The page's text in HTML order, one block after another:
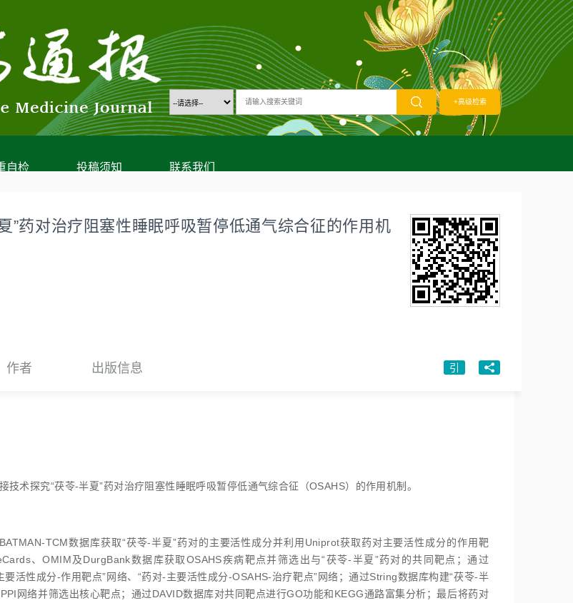
+高级检索
自检 投稿须知 联系我们
”药对治疗阻塞性睡眠呼吸暂停低通气综合征的作用机
作者 出版信息 引
技术探究“茯苓-半夏”药对治疗阻塞性睡眠呼吸暂停低通气综合征（OSAHS）的作用机制。
TCM数据库获取“茯苓-半夏”药对的主要活性成分并利用Uniprot获取药对主要活性成分的作用靶
、OMIM及DurgBank数据库获取OSAHS疾病靶点并筛选出与“茯苓-半夏”药对的共同靶点；通过
活性成分-作用靶点”网络、“药对-主要活性成分-OSAHS-治疗靶点”网络；通过String数据库构建“茯苓-半
网络并筛选出核心靶点；通过DAVID数据库对共同靶点进行GO功能和KEGG通路富集分析；最后将药对